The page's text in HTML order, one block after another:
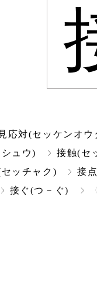
応対(セッケンオウ
ュウ)
接触(セ
ッチャク)
接
接ぐ(つ－ぐ)